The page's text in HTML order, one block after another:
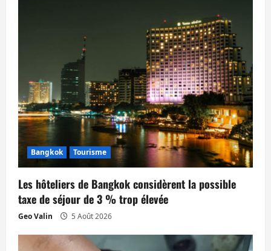
Bangkok Tourisme
Les hôteliers de Bangkok considèrent la possible
taxe de séjour de 3 % trop élevée
Geo Valin 5 Août 2026